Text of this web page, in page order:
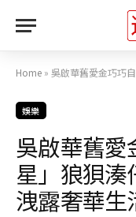
Home » 吳啟華舊愛金巧巧自嘲
娛樂
吳啟華舊
星」狼狽湊
洩露奢華生